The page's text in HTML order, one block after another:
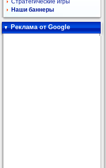
Стратегические игры
Наши баннеры
Реклама от Google